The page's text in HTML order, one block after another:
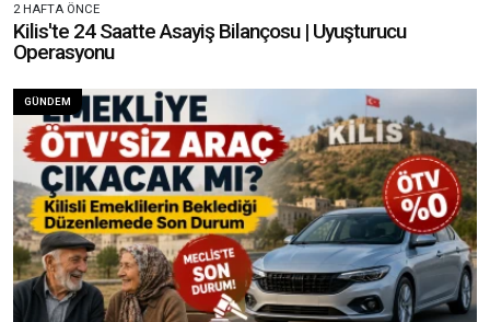
2 HAFTA ÖNCE
Kilis'te 24 Saatte Asayiş Bilançosu | Uyuşturucu
Operasyonu
GÜNDEM